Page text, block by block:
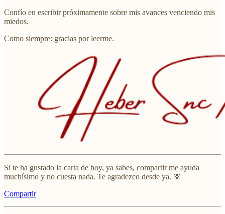
Confío en escribir próximamente sobre mis avances venciendo mis
miedos.
Como siempre: gracias por leerme.
Si te ha gustado la carta de hoy, ya sabes, compartir me ayuda
muchísimo y no cuesta nada. Te agradezco desde ya. 🫶
Compartir